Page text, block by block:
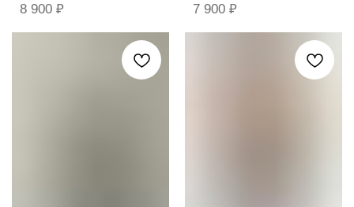
8 900 ₽ 7 900 ₽